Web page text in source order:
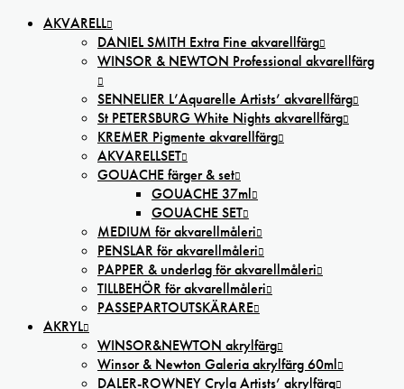
AKVARELL
DANIEL SMITH Extra Fine akvarellfärg
WINSOR & NEWTON Professional akvarellfärg
SENNELIER L’Aquarelle Artists’ akvarellfärg
St PETERSBURG White Nights akvarellfärg
KREMER Pigmente akvarellfärg
AKVARELLSET
GOUACHE färger & set
GOUACHE 37ml
GOUACHE SET
MEDIUM för akvarellmåleri
PENSLAR för akvarellmåleri
PAPPER & underlag för akvarellmåleri
TILLBEHÖR för akvarellmåleri
PASSEPARTOUTSKÄRARE
AKRYL
WINSOR&NEWTON akrylfärg
Winsor & Newton Galeria akrylfärg 60ml
DALER-ROWNEY Cryla Artists’ akrylfärg